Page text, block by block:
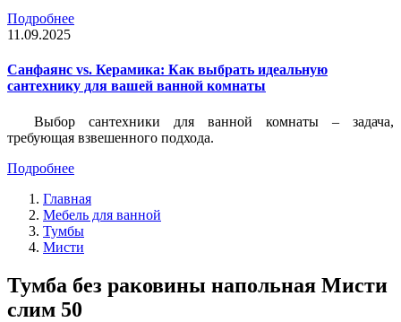
Подробнее
11.09.2025
Санфаянс vs. Керамика: Как выбрать идеальную
сантехнику для вашей ванной комнаты
Выбор сантехники для ванной комнаты – задача,
требующая взвешенного подхода.
Подробнее
Главная
Мебель для ванной
Тумбы
Мисти
Тумба без раковины напольная Мисти
слим 50